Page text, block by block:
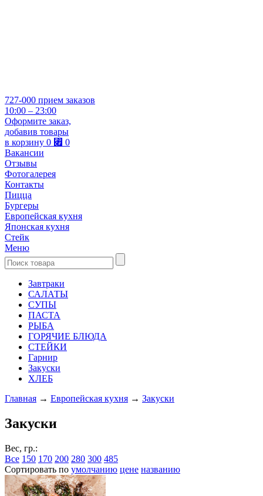
727-000 прием заказов
10:00 – 23:00
Оформите заказ,
добавив товары
в корзину 0 ⃏ 0
Вакансии
Отзывы
Фотогалерея
Контакты
Пицца
Бургеры
Европейская кухня
Японская кухня
Стейк
Меню
Завтраки
САЛАТЫ
СУПЫ
ПАСТА
РЫБА
ГОРЯЧИЕ БЛЮДА
СТЕЙКИ
Гарнир
Закуски
ХЛЕБ
Главная → Европейская кухня → Закуски
Закуски
Вес, гр.:
Все 150 170 200 280 300 485
Сортировать по умолчанию цене названию